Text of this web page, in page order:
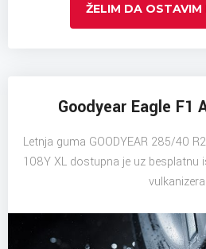
ŽELIM DA OSTAVIM
Goodyear Eagle F1
Letnja guma GOODYEAR 285/40
108Y XL dostupna je uz besplatnu
vulkanizera.